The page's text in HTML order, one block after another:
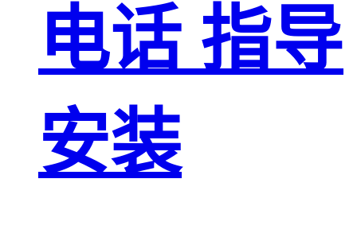
电话 指导
安装